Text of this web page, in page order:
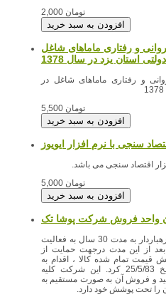
2,000 تومان
و رفتاری ماماهای شاغل
استان یزد در سال 1378
و رفتاری ماماهای شاغل در
5,500 تومان
سنجی با نرم افزار ایویوز
5,000 تومان
واحد فروش شرکت پوشا تک
مدیریت شرکت جناب آقای مهدی حامد رهباردار به مدت 30 سال به فعالیت
از این مدت درجهت حمایت از
تمام شده کالا ، اقدام به
تاسیس شرکت « پوشا تک » در تاریخ 25/5/83 کرد. این شرکت کلیه
و فروش آن به صورت مستقیم به
را تحت پوشش خود دارد.